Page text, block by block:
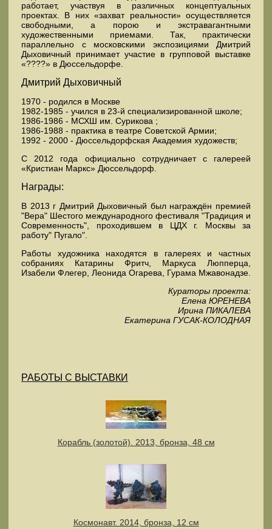
работает, участвуя в различных концептуальных
проектах. В них «захват реальности» осуществляется
свободными, а порою и экстравагантными
художественными приемами. Так, практически
параллельно с московскими экспозициями Дмитрий
Дыховичный принимает участие в групповой выставке
«????» в Дюссельдорфе.
Дмитрий Дыховичный
1970 - родился в Москве
1982-1985 - учился в 23-й специализированной школе;
1986-1986 - МСХШ им. Сурикова ;
1986-1988 - практика в театре Советской Армии;
1992 - 2000 - Дюссельдорфская Академия художеств;
С 2012 года официально сотрудничает с галереей
«Кристиан Маркс» Дюссельдорф.
Награды:
В 2013 г Дмитрий Дыховичный был награждён премией
"Вера" Шестого международного фестиваля "Традиция и
Современность", проходившем в ЦДХ г. Москвы за
работу" Пугало".
Работы художника находятся в галереях и частных
собраниях Катарины Фритч, Маркуса Люпперца,
Изабели Флегер, Леонида Огарева, Гурама Мжавонадзе.
Кураторы проекта:
Елена ЮРЕНЕВА
Ирина ПИКАЛЕВА
Екатерина ГУСАК-КОЛОДНАЯ
РАБОТЫ С ВЫСТАВКИ
Корабль (золотой). 2013, бронза, 48 см
Космонавт. 2014, бронза, 12 см